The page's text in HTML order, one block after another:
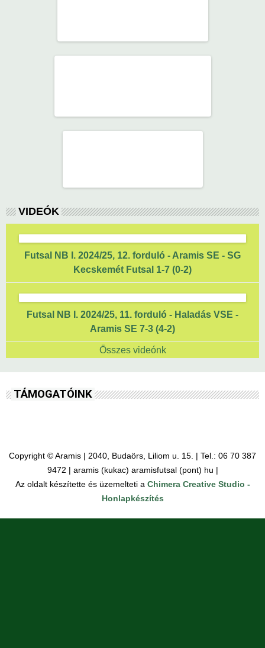
VIDEÓK
Futsal NB I. 2024/25, 12. forduló - Aramis SE - SG
Kecskemét Futsal 1-7 (0-2)
Futsal NB I. 2024/25, 11. forduló - Haladás VSE -
Aramis SE 7-3 (4-2)
Összes videónk
TÁMOGATÓINK
Copyright © Aramis | 2040, Budaörs, Liliom u. 15. | Tel.: 06 70 387
9472 | aramis (kukac) aramisfutsal (pont) hu |
Az oldalt készítette és üzemelteti a Chimera Creative Studio -
Honlapkészítés